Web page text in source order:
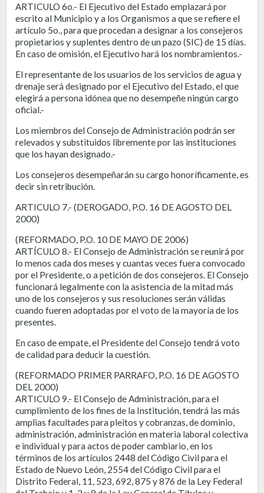
ARTICULO 6o.- El Ejecutivo del Estado emplazará por
escrito al Municipio y a los Organismos a que se refiere el
artículo 5o., para que procedan a designar a los consejeros
propietarios y suplentes dentro de un pazo (SIC) de 15 días.
En caso de omisión, el Ejecutivo hará los nombramientos.-
El representante de los usuarios de los servicios de agua y
drenaje será designado por el Ejecutivo del Estado, el que
elegirá a persona idónea que no desempeñe ningún cargo
oficial.-
Los miembros del Consejo de Administración podrán ser
relevados y substituidos libremente por las instituciones
que los hayan designado.-
Los consejeros desempeñarán su cargo honoríficamente, es
decir sin retribución.
ARTICULO 7.- (DEROGADO, P.O. 16 DE AGOSTO DEL
2000)
(REFORMADO, P.O. 10 DE MAYO DE 2006)
ARTÍCULO 8.- El Consejo de Administración se reunirá por
lo menos cada dos meses y cuantas veces fuera convocado
por el Presidente, o a petición de dos consejeros. El Consejo
funcionará legalmente con la asistencia de la mitad más
uno de los consejeros y sus resoluciones serán válidas
cuando fueren adoptadas por el voto de la mayoría de los
presentes.
En caso de empate, el Presidente del Consejo tendrá voto
de calidad para deducir la cuestión.
(REFORMADO PRIMER PARRAFO, P.O. 16 DE AGOSTO
DEL 2000)
ARTICULO 9.- El Consejo de Administración, para el
cumplimiento de los fines de la Institución, tendrá las más
amplias facultades para pleitos y cobranzas, de dominio,
administración, administración en materia laboral colectiva
e individual y para actos de poder cambiario, en los
términos de los artículos 2448 del Código Civil para el
Estado de Nuevo León, 2554 del Código Civil para el
Distrito Federal, 11, 523, 692, 875 y 876 de la Ley Federal